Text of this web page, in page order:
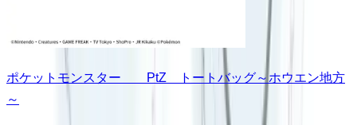
ポケットモンスター PtZ トートバッグ～ホウエン地方
～